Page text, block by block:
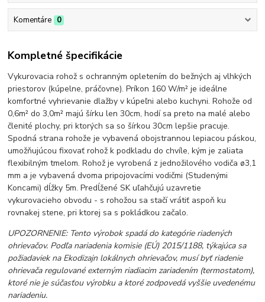
Komentáre 0
Kompletné špecifikácie
Vykurovacia rohož s ochranným opletením do bežných aj vlhkých
priestorov (kúpelne, práčovne). Príkon 160 W/m² je ideálne
komfortné vyhrievanie dlažby v kúpeľni alebo kuchyni. Rohože od
0,6m² do 3,0m² majú šírku len 30cm, hodí sa preto na malé alebo
členité plochy, pri ktorých sa so šírkou 30cm lepšie pracuje.
Spodná strana rohože je vybavená obojstrannou lepiacou páskou,
umožňujúcou fixovať rohož k podkladu do chvíle, kým je zaliata
flexibilným tmelom. Rohož je vyrobená z jednožilového vodiča ø3,1
mm a je vybavená dvoma pripojovacími vodičmi (Studenými
Koncami) dĺžky 5m. Predĺžené SK uľahčujú uzavretie
vykurovacieho obvodu - s rohožou sa stačí vrátiť aspoň ku
rovnakej stene, pri ktorej sa s pokládkou začalo.
UPOZORNENIE: Tento výrobok spadá do kategórie riadených
ohrievačov. Podľa nariadenia komisie (EÚ) 2015/1188, týkajúca sa
požiadaviek na Ekodizajn lokálnych ohrievačov, musí byť riadenie
ohrievača regulované externým riadiacim zariadením (termostatom),
ktoré nie je súčasťou výrobku a ktoré zodpovedá vyššie uvedenému
nariadeniu.